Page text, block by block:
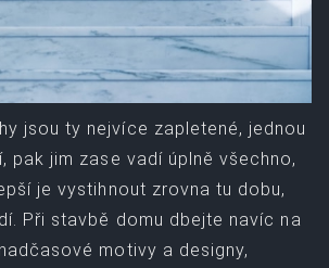
jsou ty nejvíce zapletené, jednou
pak jim zase vadí úplně všechno,
je vystihnout zrovna tu dobu,
Při stavbě domu dbejte navíc na
motivy a designy,